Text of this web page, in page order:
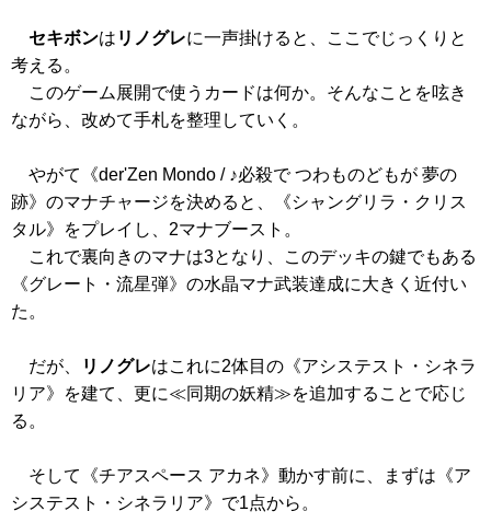
セキボンは リノグレに一声掛けると、ここでじっくりと
考える。
このゲーム展開で使うカードは何か。そんなことを呟き
ながら、改めて手札を整理していく。
やがて
《der'Zen Mondo / ♪必殺で つわものどもが 夢の
跡》 のマナチャージを決めると、
《シャングリラ・クリス
タル》
をプレイし、2マナブースト。
これで裏向きのマナは3となり、このデッキの鍵でもある
《グレート・流星弾》 の水晶マナ武装達成に大きく近付い
た。
だが、 リノグレはこれに2体目の 《アシステスト・シネラ
リア》
を建て、更に≪同期の妖精≫を追加することで応じ
る。
そして 《チアスペース アカネ》 動かす前に、まずは 《ア
システスト・シネラリア》 で1点から。